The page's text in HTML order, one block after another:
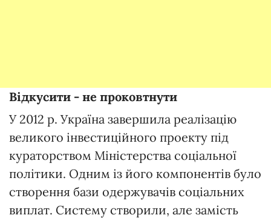
Відкусити - не проковтнути
У 2012 р. Україна завершила реалізацію
великого інвестиційного проекту під
кураторством Міністерства соціальної
політики. Одним із його компонентів було
створення бази одержувачів соціальних
виплат. Систему створили, але замість